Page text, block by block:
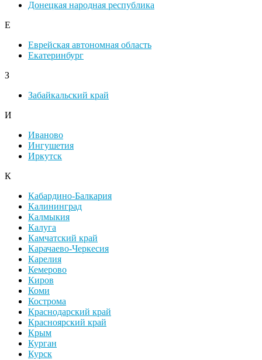
Донецкая народная республика
Е
Еврейская автономная область
Екатеринбург
З
Забайкальский край
И
Иваново
Ингушетия
Иркутск
К
Кабардино-Балкария
Калининград
Калмыкия
Калуга
Камчатский край
Карачаево-Черкесия
Карелия
Кемерово
Киров
Коми
Кострома
Краснодарский край
Красноярский край
Крым
Курган
Курск